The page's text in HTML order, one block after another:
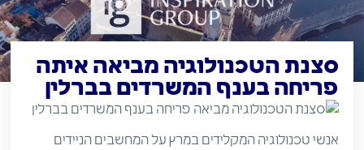
סצנת הטכנולוגיה מביאה איתה
פריחה בענף המשרדים בברלין
אנשי טכנולוגיה המקלידים במרץ על המחשבים הניידים